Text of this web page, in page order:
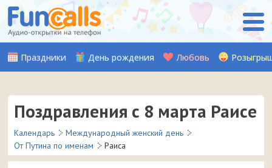
Праздники День рождения Любовь
Поздравления с 8 марта Раисе
Календарь
Международный женский день
От Путина по именам
Раиса